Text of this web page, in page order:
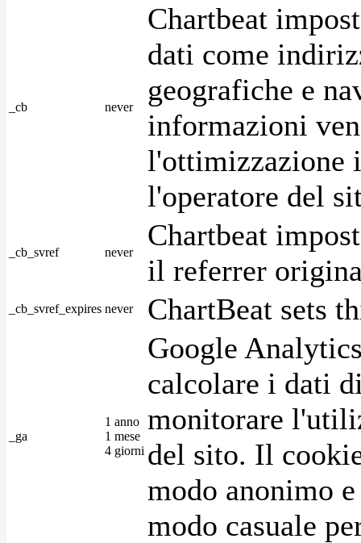
_cb never
Chartbeat
dati come
geografiche e
informazioni
l'ottimizzazione
l'operatore del
_cb_svref never
Chartbeat
il referrer
_cb_svref_expires never ChartBeat sets
_ga
1 anno
1 mese
4 giorni
Google
calcolare i dati
monitorare
del sito. Il
modo anonimo
modo casuale